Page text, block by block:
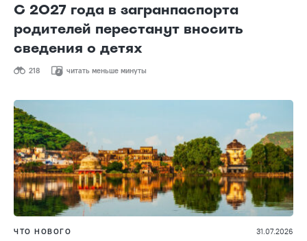
С 2027 года в загранпаспорта
родителей перестанут вносить
сведения о детях
218 читать меньше минуты
ЧТО НОВОГО 31.07.2026